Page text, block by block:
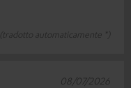
(tradotto automaticamente *)
08/07/2026